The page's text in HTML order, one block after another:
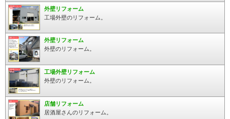
外壁リフォーム
工場外壁のリフォーム。
外壁リフォーム
外壁のリフォーム。
工場外壁リフォーム
外壁のリフォーム。
店舗リフォーム
居酒屋さんのリフォーム。